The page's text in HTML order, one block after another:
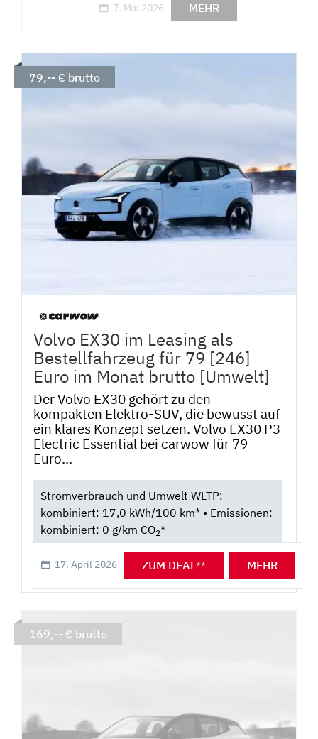
7. Mai 2026 MEHR
Volvo EX30 im Leasing als
Bestellfahrzeug für 79 [246]
Euro im Monat brutto [Umwelt]
Der Volvo EX30 gehört zu den
kompakten Elektro-SUV, die bewusst auf
ein klares Konzept setzen. Volvo EX30 P3
Electric Essential bei carwow für 79
Euro...
Stromverbrauch und Umwelt WLTP:
kombiniert: 17,0 kWh/100 km* • Emissionen:
kombiniert: 0 g/km CO2*
17. April 2026 ZUM DEAL ** MEHR
79,-- € brutto
169,-- € brutto